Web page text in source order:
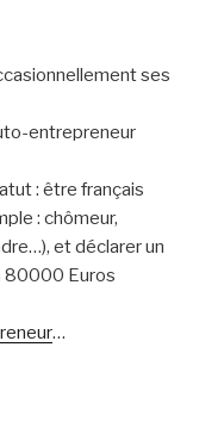
ses
entrepreneur
: être français
: chômeur,
et déclarer un
80000 Euros
…